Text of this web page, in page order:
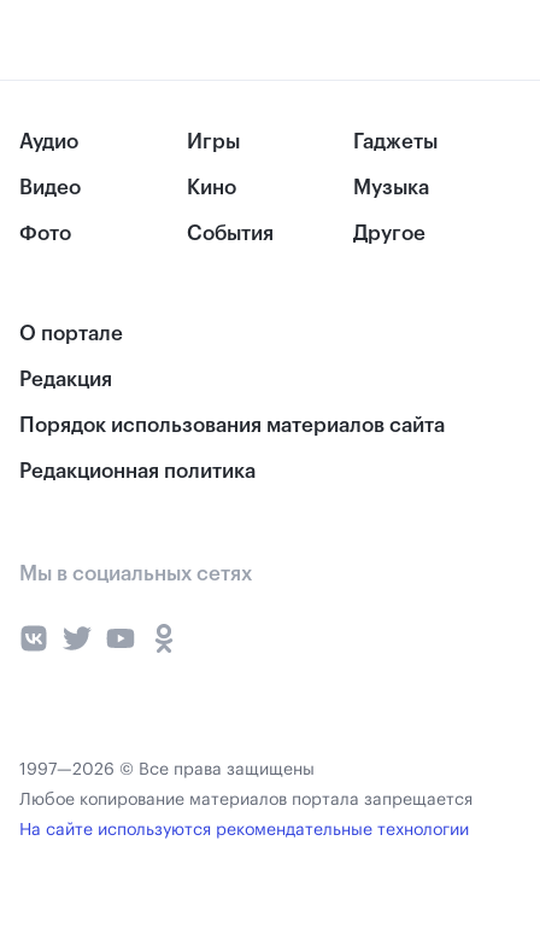
Аудио
Видео
Фото
Игры
Кино
События
Гаджеты
Музыка
Другое
О портале
Редакция
Порядок использования материалов сайта
Редакционная политика
Мы в социальных сетях
1997—2026 © Все права защищены
Любое копирование материалов портала запрещается
На сайте используются рекомендательные технологии